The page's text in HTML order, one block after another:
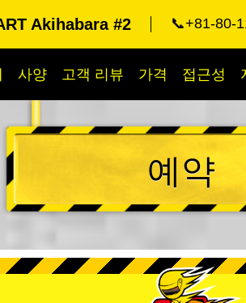
Akihabara #2 📞+81-80-
사양 고객 리뷰 가격 접근성
예약